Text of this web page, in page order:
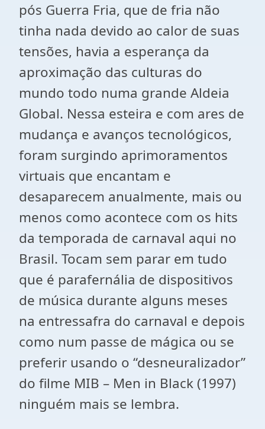
pós Guerra Fria, que de fria não
tinha nada devido ao calor de suas
tensões, havia a esperança da
aproximação das culturas do
mundo todo numa grande Aldeia
Global. Nessa esteira e com ares de
mudança e avanços tecnológicos,
foram surgindo aprimoramentos
virtuais que encantam e
desaparecem anualmente, mais ou
menos como acontece com os hits
da temporada de carnaval aqui no
Brasil. Tocam sem parar em tudo
que é parafernália de dispositivos
de música durante alguns meses
na entressafra do carnaval e depois
como num passe de mágica ou se
preferir usando o “desneuralizador”
do filme MIB – Men in Black (1997)
ninguém mais se lembra.